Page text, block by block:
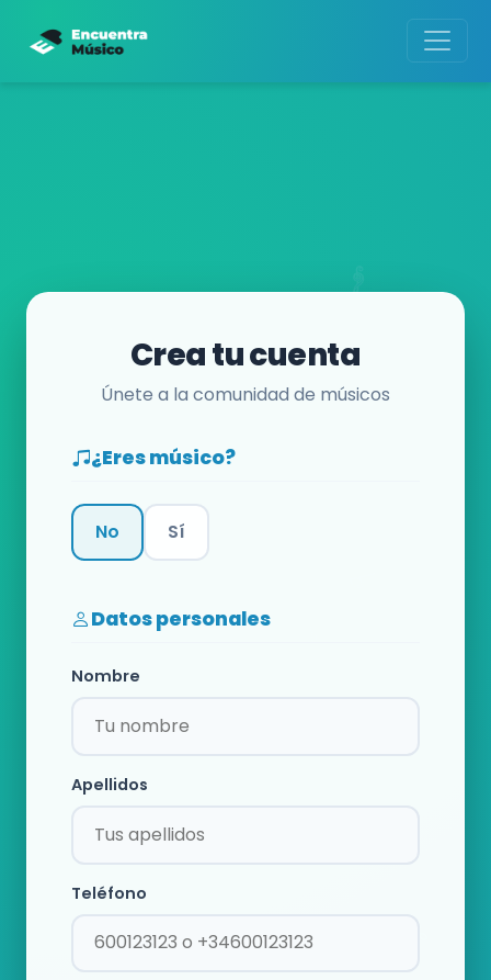
Crea tu cuenta
Únete a la comunidad de músicos
¿Eres músico?
No Sí
Datos personales
Nombre
Apellidos
Teléfono